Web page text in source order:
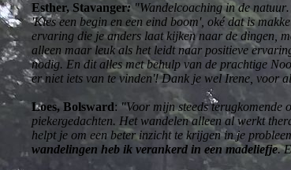
Esther, Stavanger:"Wandelcoaching in de
'Kies een begin en een eind boom', oké dat is
ervaring die je anders laat kijken naar de dingen,
alleen maar leuk als het leidt naar positieve
nodig. En dit alles met behulp van de prachtige
er niet iets van te vinden'! Dank je wel Irene, voor
Loes, Bolsward: "Voor mijn steeds
piekergedachten. Het wandelen alleen al werkt
helpt je om een beter inzicht te krijgen in je
wandelingen heb ik verankerd in een madeliefje.